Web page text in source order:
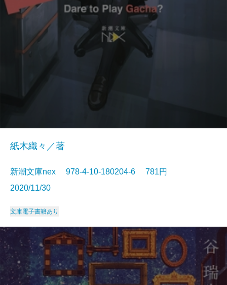
紙木織々／著
新潮文庫nex 978-4-10-180204-6 781円
2020/11/30
文庫電子書籍あり